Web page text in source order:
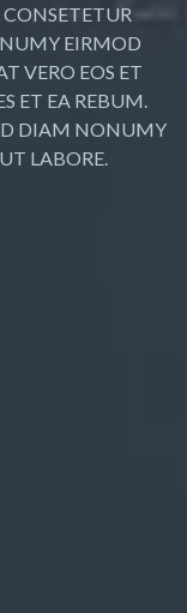
EIRMOD
VERO EOS ET
ET EA REBUM.
DIAM NONUMY
LABORE.